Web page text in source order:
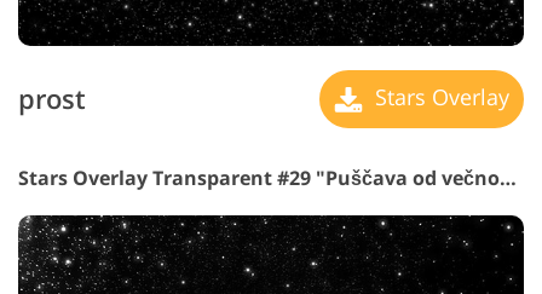
prost Stars Overlay
Stars Overlay Transparent #29 "Puščava od večnost"